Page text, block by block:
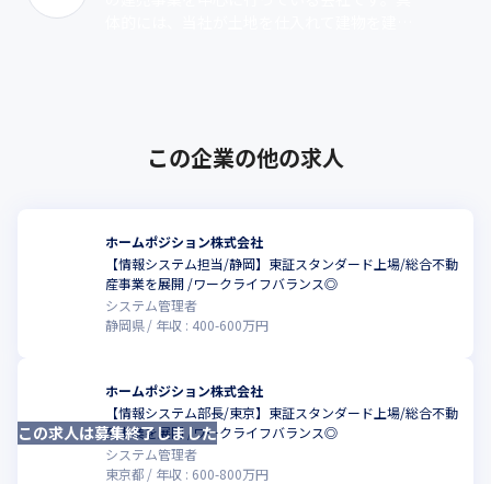
この企業の他の求人
ホームポジション株式会社
【情報システム担当/静岡】東証スタンダード上場/総合不動
産事業を展開 /ワークライフバランス◎
システム管理者
静岡県
年収 : 400-600万円
ホームポジション株式会社
【情報システム部長/東京】東証スタンダード上場/総合不動
産事業を展開 /ワークライフバランス◎
システム管理者
東京都
年収 : 600-800万円
この求人は募集終了しました